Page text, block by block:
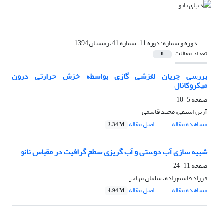
دوره و شماره:دوره 11، شماره 41، زمستان 1394
تعداد مقالات: 8
بررسی جریان لغزشی گازی بواسطه خزش حرارتی درون
میکروکانال
صفحه5-10
آرین اسبقی، مجید قاسمی
مشاهده مقاله
اصل مقاله 2.34 M
شبیه سازی آب دوستی و آب گریزی سطح گرافیت در مقیاس نانو
صفحه11-24
فرزاد قاسم زاده، سلمان مهاجر
مشاهده مقاله
اصل مقاله 4.94 M